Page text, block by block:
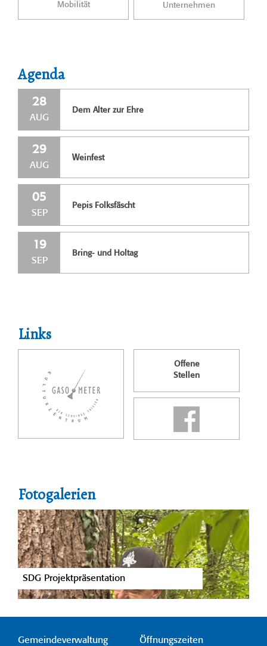
Mobilität Unternehmen
Agenda
28
AUG
Dem Alter zur Ehre
29
AUG
Weinfest
05
SEP
Pepis Folksfäscht
19
SEP
Bring- und Holtag
Links
Offene
Stellen
Fotogalerien
SDG Projektpräsentation
Gemeindeverwaltung
Öffnungszeiten